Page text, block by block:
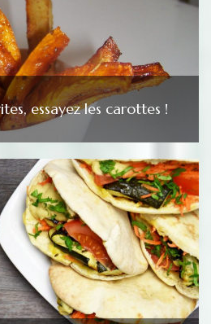
essayez les carottes !